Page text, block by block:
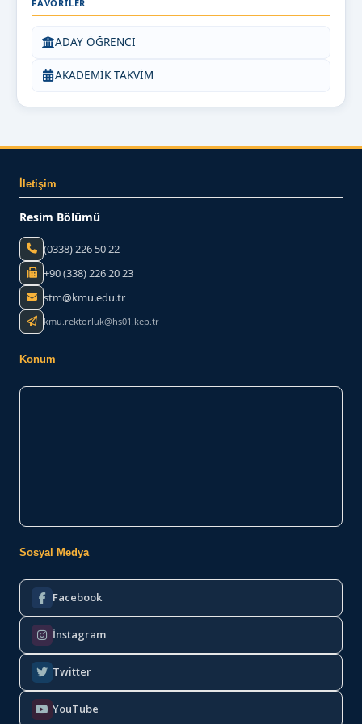
FAVORILER
ADAY ÖĞRENCİ
AKADEMİK TAKVİM
İletişim
Resim Bölümü
(0338) 226 50 22
+90 (338) 226 20 23
stm@kmu.edu.tr
kmu.rektorluk@hs01.kep.tr
Konum
Sosyal Medya
Facebook
İnstagram
Twitter
YouTube